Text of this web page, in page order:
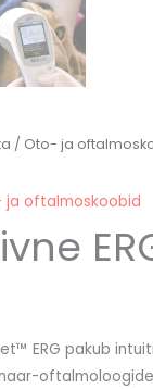
/ Oto- ja
ja oftalmoskoobid
ERG pakub